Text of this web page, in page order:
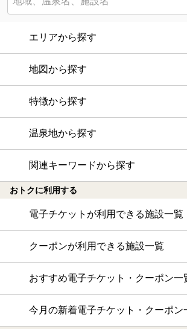
エリアから探す
地図から探す
特徴から探す
温泉地から探す
関連キーワードから探す
おトクに利用する
電子チケットが利用できる施設一覧
クーポンが利用できる施設一覧
おすすめ電子チケット・クーポン一
今月の新着電子チケット・クーポン